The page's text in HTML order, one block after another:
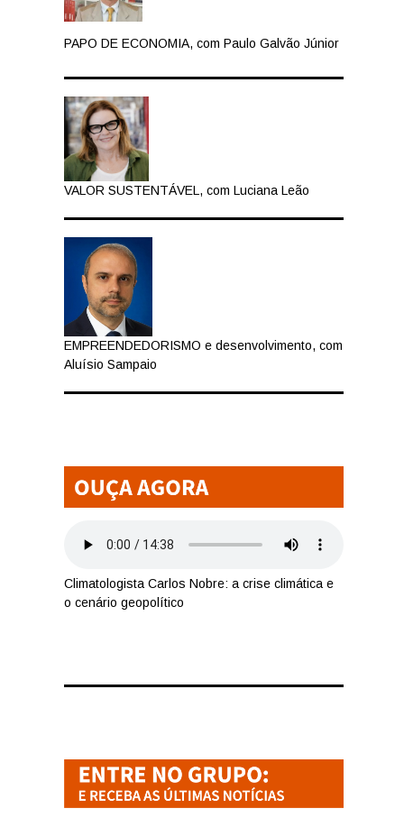
PAPO DE ECONOMIA, com Paulo Galvão Júnior
VALOR SUSTENTÁVEL, com Luciana Leão
EMPREENDEDORISMO e desenvolvimento, com
Aluísio Sampaio
Climatologista Carlos Nobre: a crise climática e
o cenário geopolítico